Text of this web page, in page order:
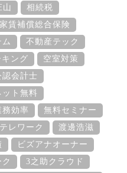
山
相続税
家賃補償総合保険
不動産テック
ング
空室対策
認会計士
ット無料
務効率
無料セミナー
テレワーク
渡邊浩滋
ビズアナオーナー
3之助クラウド